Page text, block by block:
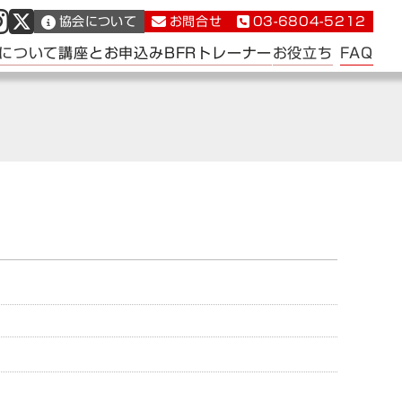
協会について お問合せ 03-6804-5212
ついて講座とお申込みBFRトレーナーお役立ち FAQ